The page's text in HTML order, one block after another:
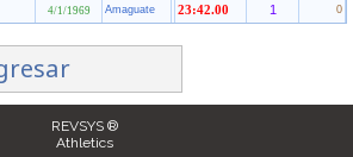
4/1/1969 Amaguate 23:42.00 1 0
REVSYS ®
Athletics